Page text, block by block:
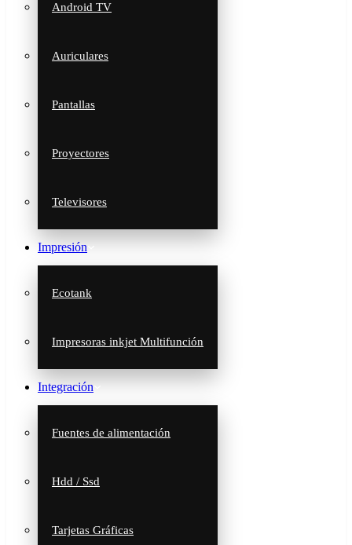
Android TV
Auriculares
Pantallas
Proyectores
Televisores
Impresión
Ecotank
Impresoras inkjet Multifunción
Integración
Fuentes de alimentación
Hdd / Ssd
Tarjetas Gráficas